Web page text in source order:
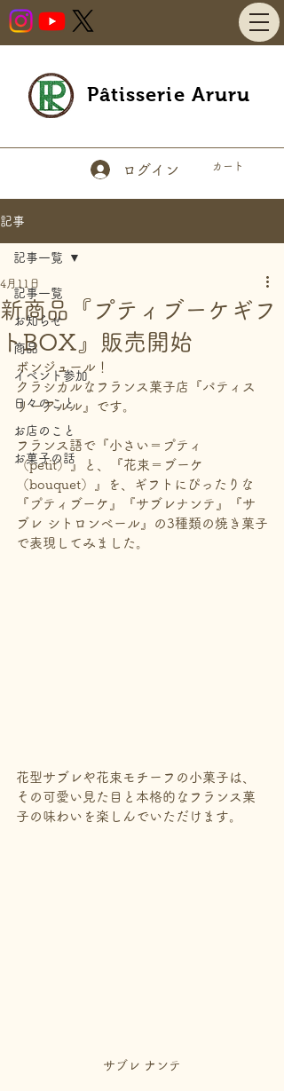
Pâtisserie Aruru
ログイン カート
記事
記事一覧
お知らせ
商品
イベント参加
日々のこと
お店のこと
お菓子の話
記事一覧
新商品『プティブーケギフ
トBOX』販売開始
4月11日
ボンジュール！
クラシカルなフランス菓子店『パティス
リーアルル』です。
フランス語で『小さい＝プティ
（petit）』と、『花束＝ブーケ
（bouquet）』を、ギフトにぴったりな
『プティブーケ』『サブレナンテ』『サ
ブレ シトロンベール』の3種類の焼き菓子
で表現してみました。
花型サブレや花束モチーフの小菓子は、
その可愛い見た目と本格的なフランス菓
子の味わいを楽しんでいただけます。
サブレ ナンテ